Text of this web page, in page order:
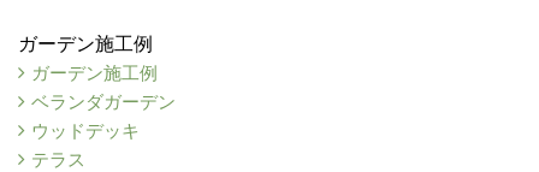
ガーデン施工例
ガーデン施工例
ベランダガーデン
ウッドデッキ
テラス